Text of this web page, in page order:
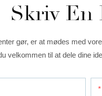
Skriv En
gør, er at mødes med
velkommen til at dele dine